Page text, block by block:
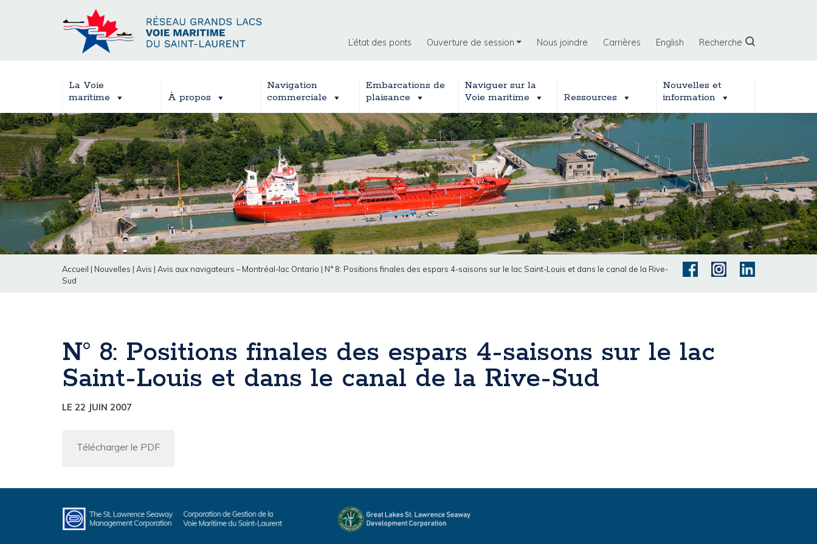
L’état des ponts Ouverture de session Nous joindre Carrières English Recherche
La Voie
maritime
À propos
Navigation
commerciale
Embarcations de
plaisance
Naviguer sur la
Voie maritime
Ressources
Nouvelles et
information
Accueil | Nouvelles | Avis | Avis aux navigateurs – Montréal-lac Ontario | N° 8: Positions finales des espars 4-saisons sur le lac Saint-Louis et dans le canal de la Rive-
Sud
N° 8: Positions finales des espars 4-saisons sur le lac
Saint-Louis et dans le canal de la Rive-Sud
LE 22 JUIN 2007
Télécharger le PDF